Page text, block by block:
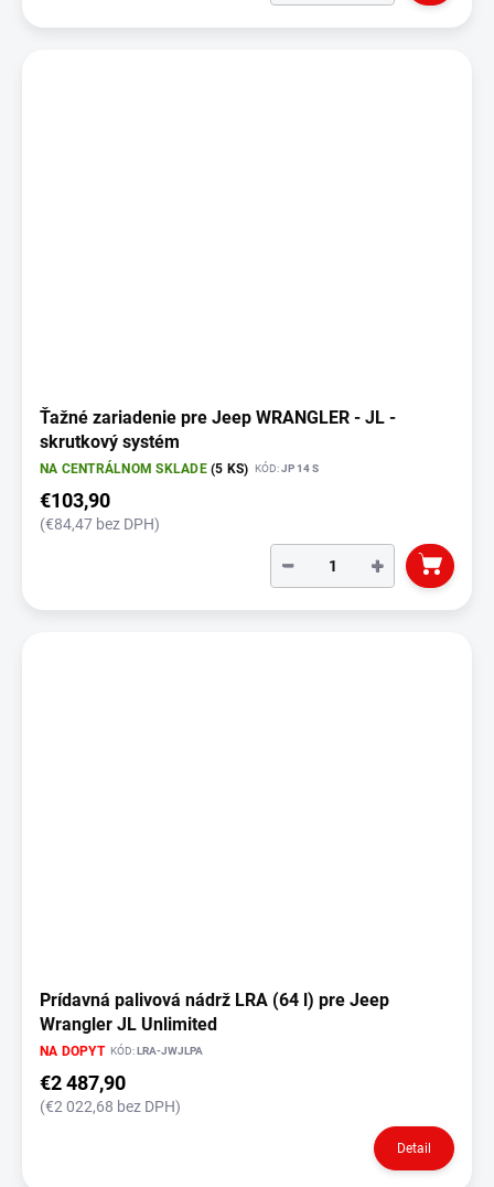
Ťažné zariadenie pre Jeep WRANGLER - JL -
skrutkový systém
NA CENTRÁLNOM SKLADE(5 KS) KÓD:JP 14 S
€103,90
(€84,47 bez DPH)
+
−
Prídavná palivová nádrž LRA (64 l) pre Jeep
Wrangler JL Unlimited
NA DOPYT KÓD:LRA-JWJLPA
€2 487,90
(€2 022,68 bez DPH)
Detail